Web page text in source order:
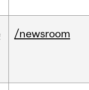
/newsroom